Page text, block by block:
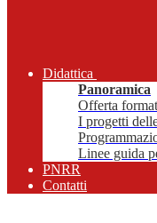
Didattica
Panoramica
Offerta
I progetti
Linee guida
PNRR
Contatti